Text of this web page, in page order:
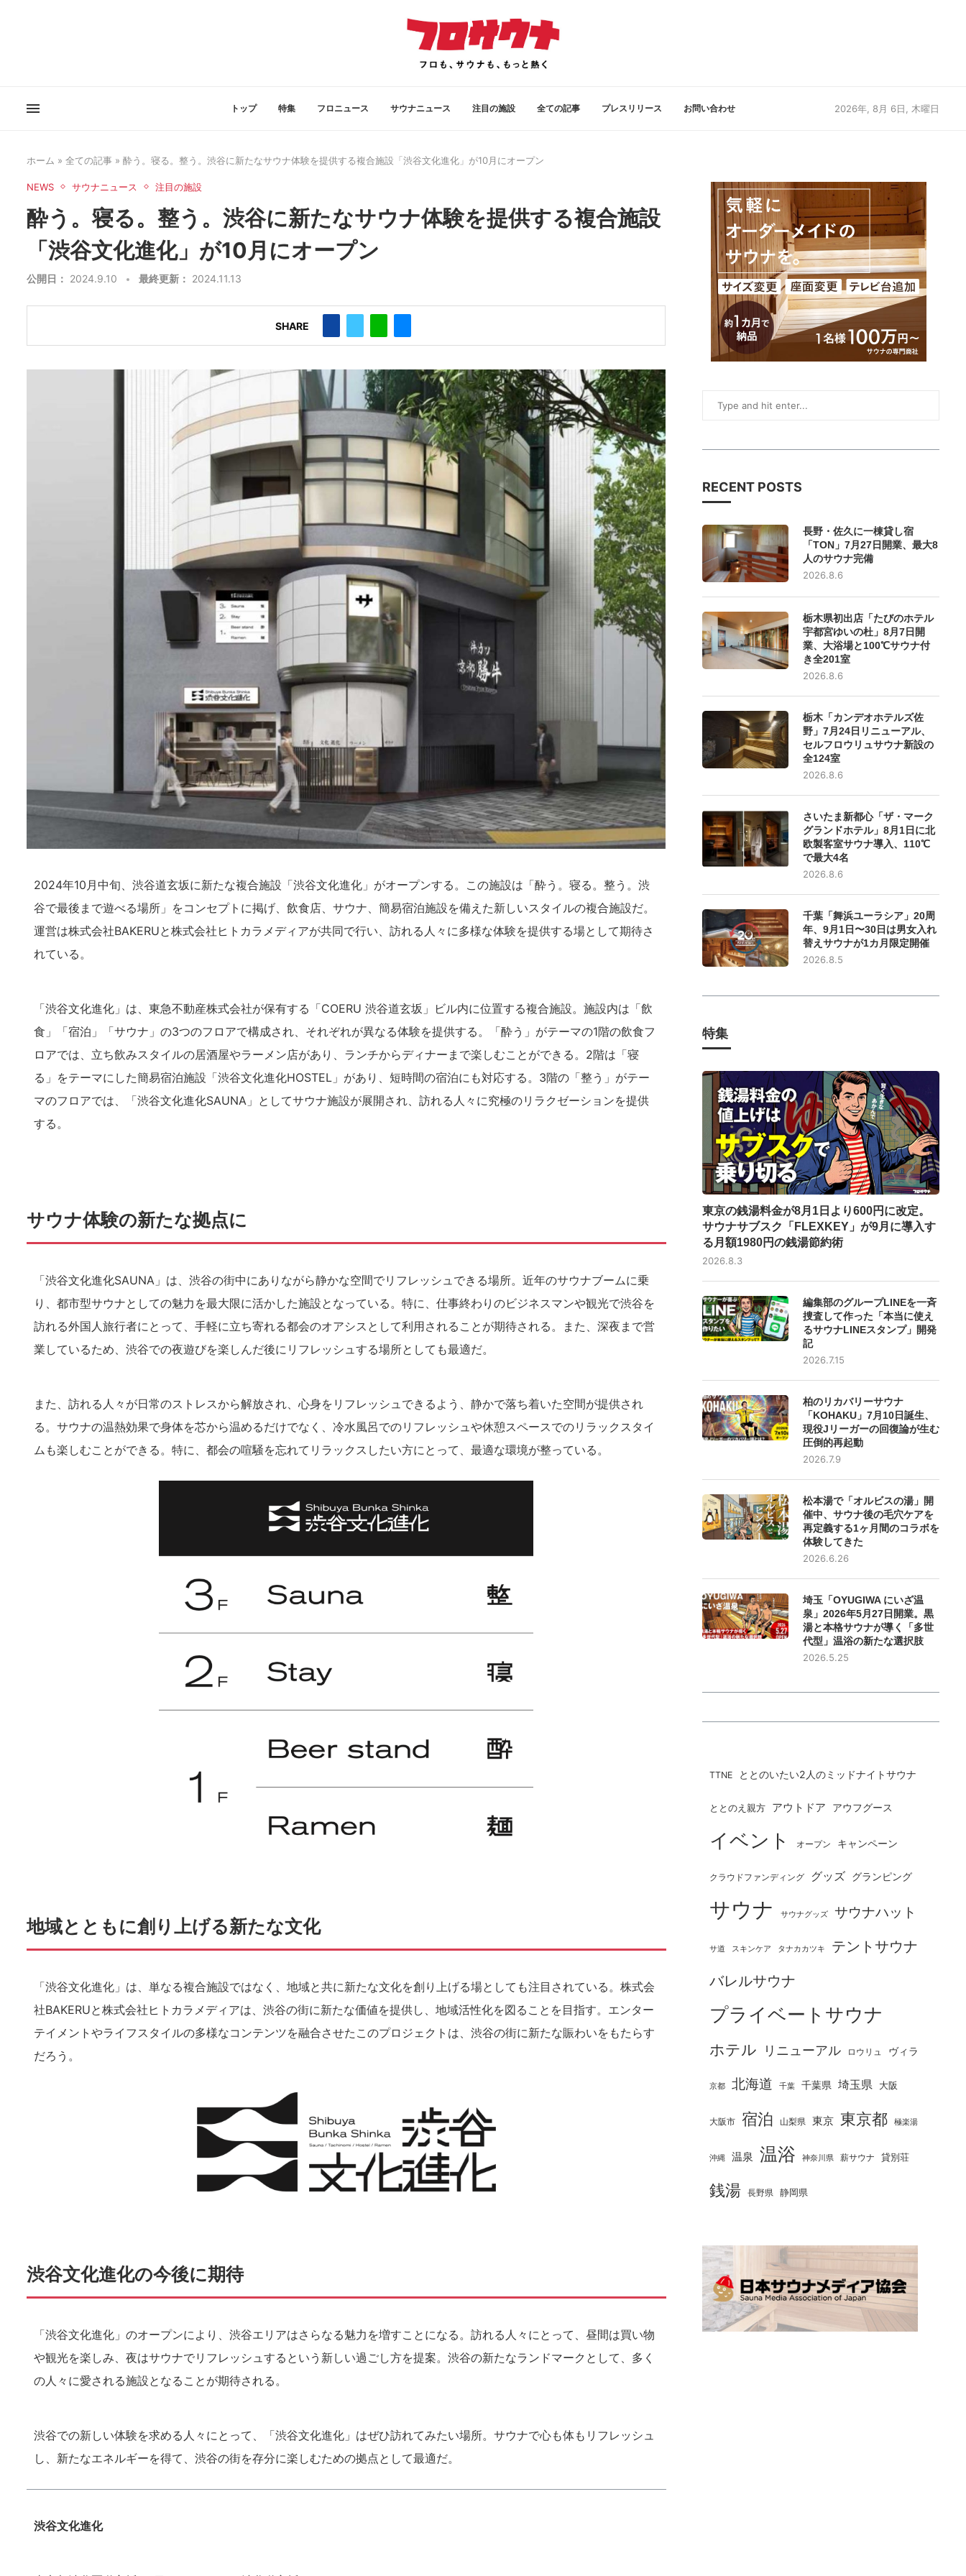
トップ 特集 フロニュース サウナニュース 注目の施設 全ての記事 プレスリリース お問い合わせ 2026年, 8月 6日, 木曜日
ホーム » 全ての記事 » 酔う。寝る。整う。渋谷に新たなサウナ体験を提供する複合施設「渋谷文化進化」が10月にオープン
NEWS サウナニュース 注目の施設
酔う。寝る。整う。渋谷に新たなサウナ体験を提供する複合施設
「渋谷文化進化」が10月にオープン
公開日： 2024.9.10 最終更新： 2024.11.13
SHARE
2024年10月中旬、渋谷道玄坂に新たな複合施設「渋谷文化進化」がオープンする。この施設は「酔う。寝る。整う。渋
谷で最後まで遊べる場所」をコンセプトに掲げ、飲食店、サウナ、簡易宿泊施設を備えた新しいスタイルの複合施設だ。
運営は株式会社BAKERUと株式会社ヒトカラメディアが共同で行い、訪れる人々に多様な体験を提供する場として期待さ
れている。
「渋谷文化進化」は、東急不動産株式会社が保有する「COERU 渋谷道玄坂」ビル内に位置する複合施設。施設内は「飲
食」「宿泊」「サウナ」の3つのフロアで構成され、それぞれが異なる体験を提供する。「酔う」がテーマの1階の飲食フ
ロアでは、立ち飲みスタイルの居酒屋やラーメン店があり、ランチからディナーまで楽しむことができる。2階は「寝
る」をテーマにした簡易宿泊施設「渋谷文化進化HOSTEL」があり、短時間の宿泊にも対応する。3階の「整う」がテー
マのフロアでは、「渋谷文化進化SAUNA」としてサウナ施設が展開され、訪れる人々に究極のリラクゼーションを提供
する。
サウナ体験の新たな拠点に
「渋谷文化進化SAUNA」は、渋谷の街中にありながら静かな空間でリフレッシュできる場所。近年のサウナブームに乗
り、都市型サウナとしての魅力を最大限に活かした施設となっている。特に、仕事終わりのビジネスマンや観光で渋谷を
訪れる外国人旅行者にとって、手軽に立ち寄れる都会のオアシスとして利用されることが期待される。また、深夜まで営
業しているため、渋谷での夜遊びを楽しんだ後にリフレッシュする場所としても最適だ。
また、訪れる人々が日常のストレスから解放され、心身をリフレッシュできるよう、静かで落ち着いた空間が提供され
る。サウナの温熱効果で身体を芯から温めるだけでなく、冷水風呂でのリフレッシュや休憩スペースでのリラックスタイ
ムも楽しむことができる。特に、都会の喧騒を忘れてリラックスしたい方にとって、最適な環境が整っている。
地域とともに創り上げる新たな文化
「渋谷文化進化」は、単なる複合施設ではなく、地域と共に新たな文化を創り上げる場としても注目されている。株式会
社BAKERUと株式会社ヒトカラメディアは、渋谷の街に新たな価値を提供し、地域活性化を図ることを目指す。エンター
テイメントやライフスタイルの多様なコンテンツを融合させたこのプロジェクトは、渋谷の街に新たな賑わいをもたらす
だろう。
渋谷文化進化の今後に期待
「渋谷文化進化」のオープンにより、渋谷エリアはさらなる魅力を増すことになる。訪れる人々にとって、昼間は買い物
や観光を楽しみ、夜はサウナでリフレッシュするという新しい過ごし方を提案。渋谷の新たなランドマークとして、多く
の人々に愛される施設となることが期待される。
渋谷での新しい体験を求める人々にとって、「渋谷文化進化」はぜひ訪れてみたい場所。サウナで心も体もリフレッシュ
し、新たなエネルギーを得て、渋谷の街を存分に楽しむための拠点として最適だ。
渋谷文化進化
RECENT POSTS
長野・佐久に一棟貸し宿
「TON」7月27日開業、最大8
人のサウナ完備
2026.8.6
栃木県初出店「たびのホテル
宇都宮ゆいの杜」8月7日開
業、大浴場と100℃サウナ付
き全201室
2026.8.6
栃木「カンデオホテルズ佐
野」7月24日リニューアル、
セルフロウリュサウナ新設の
全124室
2026.8.6
さいたま新都心「ザ・マーク
グランドホテル」8月1日に北
欧製客室サウナ導入、110℃
で最大4名
2026.8.6
千葉「舞浜ユーラシア」20周
年、9月1日〜30日は男女入れ
替えサウナが1カ月限定開催
2026.8.5
特集
東京の銭湯料金が8月1日より600円に改定。
サウナサブスク「FLEXKEY」が9月に導入す
る月額1980円の銭湯節約術
2026.8.3
編集部のグループLINEを一斉
捜査して作った「本当に使え
るサウナLINEスタンプ」開発
記
2026.7.15
柏のリカバリーサウナ
「KOHAKU」7月10日誕生、
現役Jリーガーの回復論が生む
圧倒的再起動
2026.7.9
松本湯で「オルビスの湯」開
催中、サウナ後の毛穴ケアを
再定義する1ヶ月間のコラボを
体験してきた
2026.6.26
埼玉「OYUGIWA にいざ温
泉」2026年5月27日開業。黒
湯と本格サウナが導く「多世
代型」温浴の新たな選択肢
2026.5.25
TTNE ととのいたい2人のミッドナイトサウナ
ととのえ親方 アウトドア アウフグース
イベント オープン キャンペーン
クラウドファンディング グッズ グランピング
サウナ サウナグッズ サウナハット
サ道 スキンケア タナカカツキ
テントサウナ
バレルサウナ
プライベートサウナ
ホテル リニューアル ロウリュ ヴィラ
京都 北海道 千葉 千葉県 埼玉県 大阪
大阪市 宿泊 山梨県 東京 東京都 極楽湯
沖縄 温泉 温浴 神奈川県 薪サウナ 貸別荘
銭湯 長野県 静岡県